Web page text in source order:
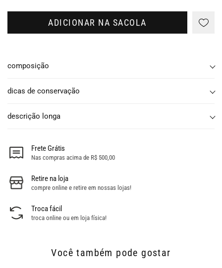
ADICIONAR NA SACOLA
composição
dicas de conservação
descrição longa
Frete Grátis
Nas compras acima de R$ 500,00
Retire na loja
compre online e retire em nossas lojas!
Troca fácil
troca online ou em loja física!
Você também pode gostar